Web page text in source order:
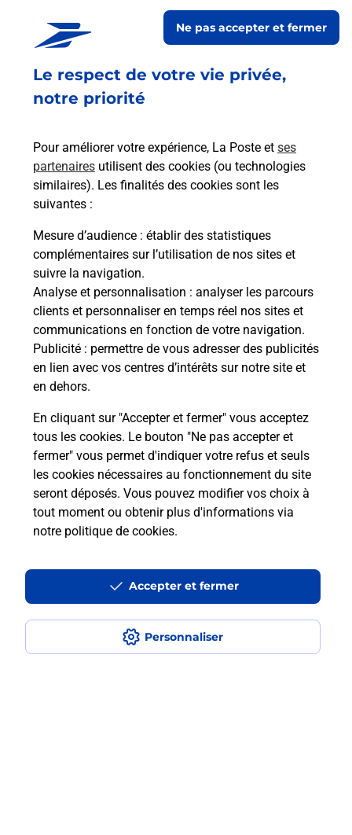
Le respect de votre vie privée,
notre priorité
Pour améliorer votre expérience, La Poste et ses
partenaires utilisent des cookies (ou technologies
similaires). Les finalités des cookies sont les
suivantes :
Mesure d’audience : établir des statistiques
complémentaires sur l’utilisation de nos sites et
suivre la navigation.
Analyse et personnalisation : analyser les parcours
clients et personnaliser en temps réel nos sites et
communications en fonction de votre navigation.
Publicité : permettre de vous adresser des publicités
en lien avec vos centres d’intérêts sur notre site et
en dehors.
En cliquant sur "Accepter et fermer" vous acceptez
tous les cookies. Le bouton "Ne pas accepter et
fermer" vous permet d'indiquer votre refus et seuls
les cookies nécessaires au fonctionnement du site
seront déposés. Vous pouvez modifier vos choix à
tout moment ou obtenir plus d'informations via
notre politique de cookies.
Personnaliser
Ne pas accepter et fermer
Accepter et fermer
En savoir plus
Recherchez un autre point de contact
Quel réseau utilise La Poste Mobile ?
Est-ce que je peux garder mon
numéro de mobile gratuitement ?
Est-ce que je peux bénéficier de la 5G
avec La Poste Mobile ?
Est-ce que je peux utiliser mon forfait
à l’étranger avec La Poste Mobile ?
Est-ce que je peux payer mon
smartphone Samsung en plusieurs
Est-ce que je peux assurer mon
smartphone Samsung ?